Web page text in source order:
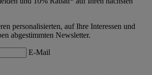
personalisierten, auf Ihre Interessen und
abgestimmten Newsletter.
E-Mail